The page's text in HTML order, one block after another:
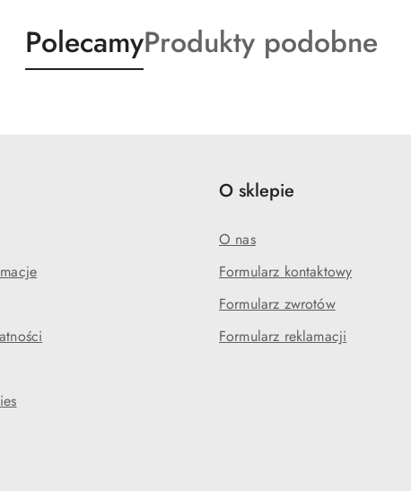
Produkty
o
PolecamyProdukty
o
Produkty podobne
O sklepie
O nas
Formularz kontaktowy
Formularz zwrotów
Formularz reklamacji